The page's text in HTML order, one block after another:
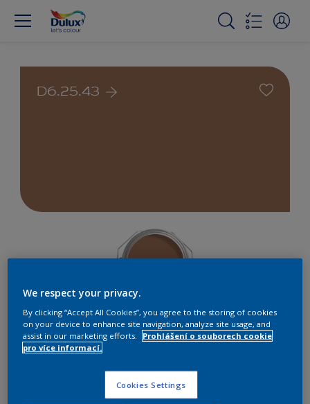
D6.25.43
Najít výrobek v tomto odstínu
We respect your privacy.
By clicking “Accept All Cookies”, you agree to the storing of cookies
on your device to enhance site navigation, analyze site usage, and
assist in our marketing efforts.
Prohlášení o souborech cookie
pro více informací.
Cookies Settings